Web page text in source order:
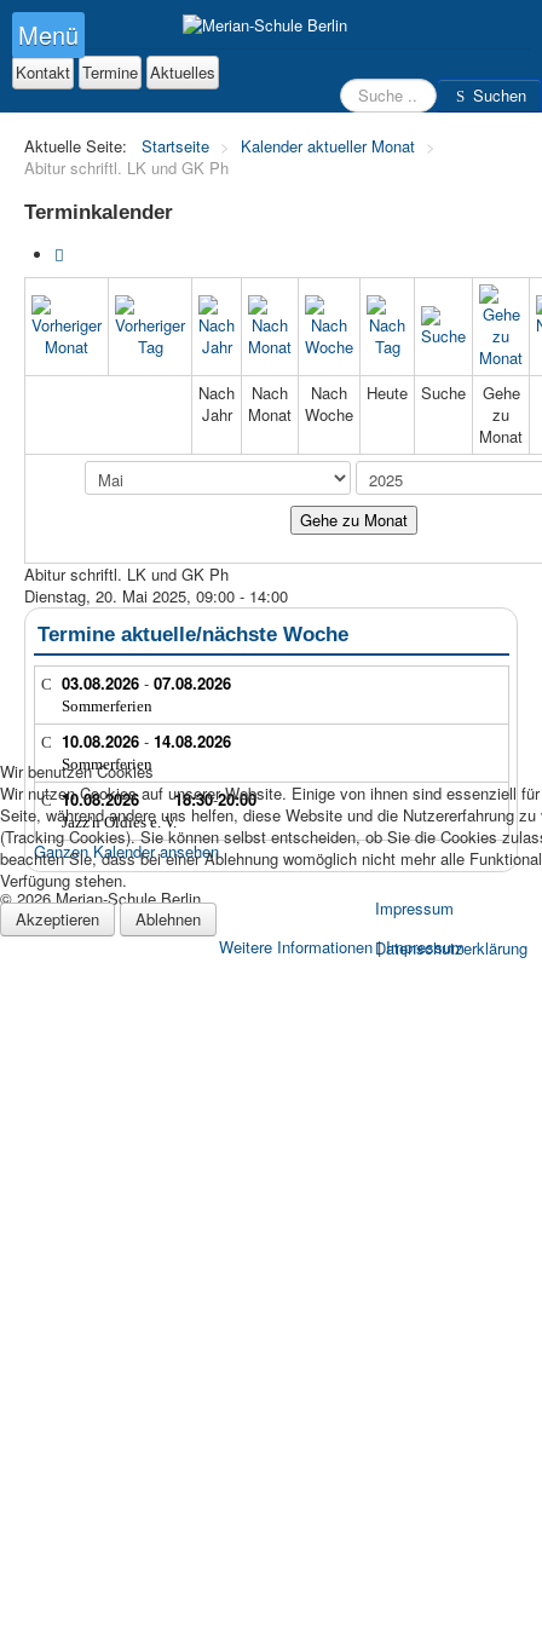
Suchen Suchen
Kontakt Termine Aktuelles
Menü
Aktuelle Seite: Startseite > Kalender aktueller Monat >
Abitur schriftl. LK und GK Ph
Terminkalender
Nach
Jahr
Nach
Monat
Nach
Woche
Heute Suche
Gehe
zu
Monat
Gehe zu Monat
Abitur schriftl. LK und GK Ph
Dienstag, 20. Mai 2025, 09:00 - 14:00
Termine aktuelle/nächste Woche
03.08.2026- 07.08.2026
Sommerferien
10.08.2026- 14.08.2026
Sommerferien
10.08.2026 18:30-20:00
Jazz'n Oldies e. V.
Ganzen Kalender ansehen
Impressum
Datenschutzerklärung
© 2026 Merian-Schule Berlin
Wir benutzen Cookies
Wir nutzen Cookies auf unserer Website. Einige von ihnen sind essenziell
Seite, während andere uns helfen, diese Website und die Nutzererfahrung zu
(Tracking Cookies). Sie können selbst entscheiden, ob Sie die Cookies
beachten Sie, dass bei einer Ablehnung womöglich nicht mehr alle
Verfügung stehen.
Akzeptieren
Ablehnen
Weitere Informationen|Impressum